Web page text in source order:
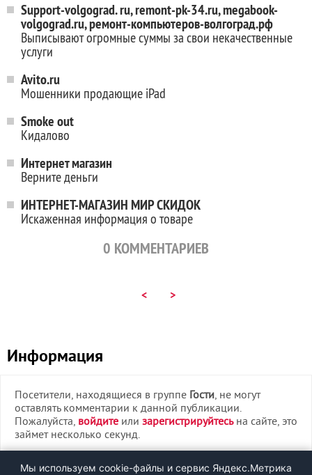
Support-volgograd. ru, remont-pk-34.ru, megabook-
volgograd.ru, ремонт-компьютеров-волгоград.рф
Выписывают огромные суммы за свои некачественные
услуги
Avito.ru
Мошенники продающие iPad
Smoke out
Кидалово
Интернет магазин
Верните деньги
ИНТЕРНЕТ-МАГАЗИН МИР СКИДОК
Искаженная информация о товаре
0 КОММЕНТАРИЕВ
< >
Информация
Посетители, находящиеся в группе Гости, не могут
оставлять комментарии к данной публикации.
Пожалуйста, войдите или зарегистрируйтесьна сайте, это
займет несколько секунд.
ВХОД
Мы используем cookie-файлы и сервис Яндекс.Метрика